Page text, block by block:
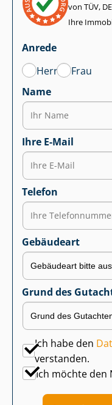
von TÜV,
Ihre
Anrede
Herr
Frau
Name
Ihre E-Mail
Telefon
Gebäudeart
Grund des
Ich habe den
verstanden.
Ich möchte den